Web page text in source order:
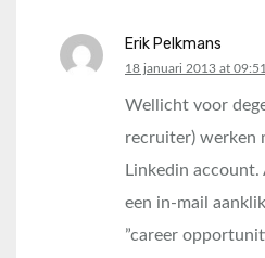
Erik Pelkmans
says:
18 januari 2013 at 09:51
Wellicht voor
recruiter) werken
Linkedin account.
een in-mail
”career